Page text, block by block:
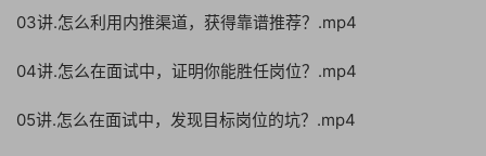
03讲.怎么利用内推渠道，获得靠谱推荐？.mp4
04讲.怎么在面试中，证明你能胜任岗位？.mp4
05讲.怎么在面试中，发现目标岗位的坑？.mp4